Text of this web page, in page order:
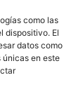
como las
dispositivo. El
datos como
en este